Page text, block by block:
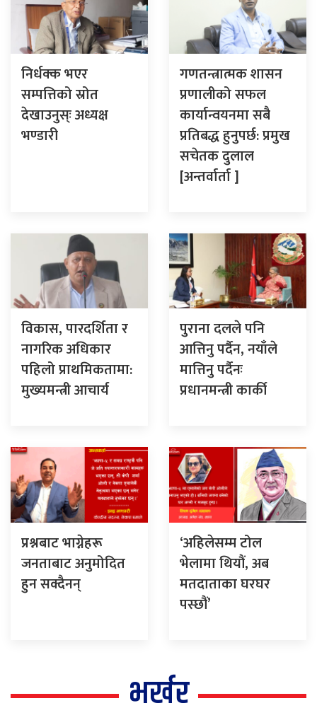
निर्धक्क भएर
सम्पत्तिको स्रोत
देखाउनुस्ः अध्यक्ष
भण्डारी
गणतन्त्रात्मक शासन
प्रणालीको सफल
कार्यान्वयनमा सबै
प्रतिबद्ध हुनुपर्छ: प्रमुख
सचेतक दुलाल
[अन्तर्वार्ता ]
विकास, पारदर्शिता र
नागरिक अधिकार
पहिलो प्राथमिकतामा:
मुख्यमन्त्री आचार्य
पुराना दलले पनि
आत्तिनु पर्दैन, नयाँले
मात्तिनु पर्दैनः
प्रधानमन्त्री कार्की
प्रश्नबाट भाग्नेहरू
जनताबाट अनुमोदित
हुन सक्दैनन्
‘अहिलेसम्म टोल
भेलामा थियौं, अब
मतदाताका घरघर
पस्छौं’
भर्खर